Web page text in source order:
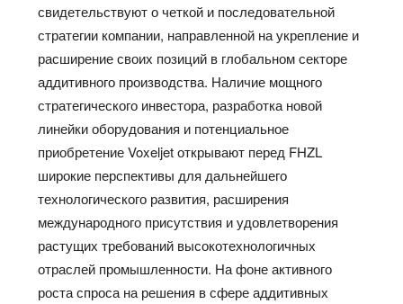
свидетельствуют о четкой и последовательной
стратегии компании, направленной на укрепление и
расширение своих позиций в глобальном секторе
аддитивного производства. Наличие мощного
стратегического инвестора, разработка новой
линейки оборудования и потенциальное
приобретение Voxeljet открывают перед FHZL
широкие перспективы для дальнейшего
технологического развития, расширения
международного присутствия и удовлетворения
растущих требований высокотехнологичных
отраслей промышленности. На фоне активного
роста спроса на решения в сфере аддитивных